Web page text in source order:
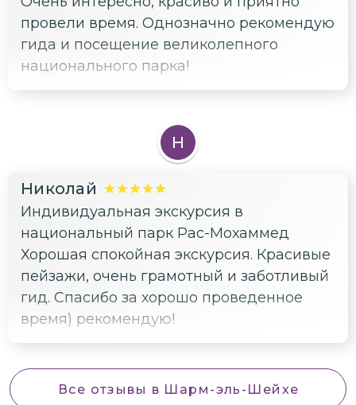
провели время. Однозначно рекомендую
гида и посещение великолепного
национального парка!
Н
Николай
Индивидуальная экскурсия в
национальный парк Рас-Мохаммед
Хорошая спокойная экскурсия. Красивые
пейзажи, очень грамотный и заботливый
гид. Спасибо за хорошо проведенное
время) рекомендую!
Все отзывы в Шарм-эль-Шейхе